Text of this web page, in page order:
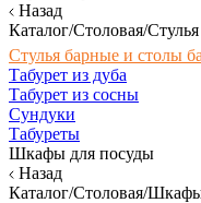
Назад
Каталог/Столовая/
Стулья барные и столы
Табурет из дуба
Табурет из сосны
Сундуки
Табуреты
Шкафы для посуды
Назад
Каталог/Столовая/